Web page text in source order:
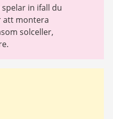
in ifall du
att montera
solceller,